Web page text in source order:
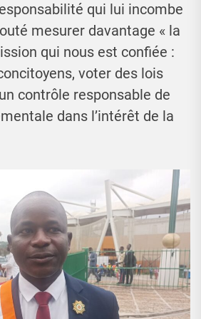
qui lui incombe
mesurer davantage « la
qui nous est confiée :
voter des lois
contrôle responsable de
dans l’intérêt de la